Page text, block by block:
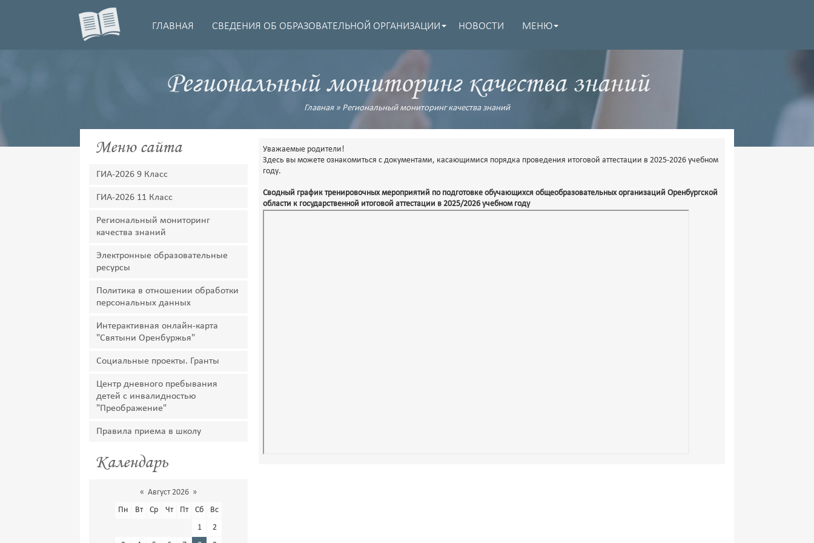
ГЛАВНАЯ СВЕДЕНИЯ ОБ ОБРАЗОВАТЕЛЬНОЙ ОРГАНИЗАЦИИ НОВОСТИ МЕНЮ
Региональный мониторинг качества знаний
Главная» Региональный мониторинг качества знаний
Меню сайта
ГИА-2026 9 Класс
ГИА-2026 11 Класс
Региональный мониторинг
качества знаний
Электронные образовательные
ресурсы
Политика в отношении обработки
персональных данных
Интерактивная онлайн-карта
"Святыни Оренбуржья"
Социальные проекты. Гранты
Центр дневного пребывания
детей с инвалидностью
"Преображение"
Правила приема в школу
Календарь
« Август 2026 »
Пн
Вт Ср Чт Пт Сб
Вс
1
2
Уважаемые родители!
Здесь вы можете ознакомиться с документами, касающимися порядка проведения итоговой аттестации в 2025-2026 учебном
году.
Сводный график тренировочных мероприятий по подготовке обучающихся общеобразовательных организаций Оренбургской
области к государственной итоговой аттестации в 2025/2026 учебном году